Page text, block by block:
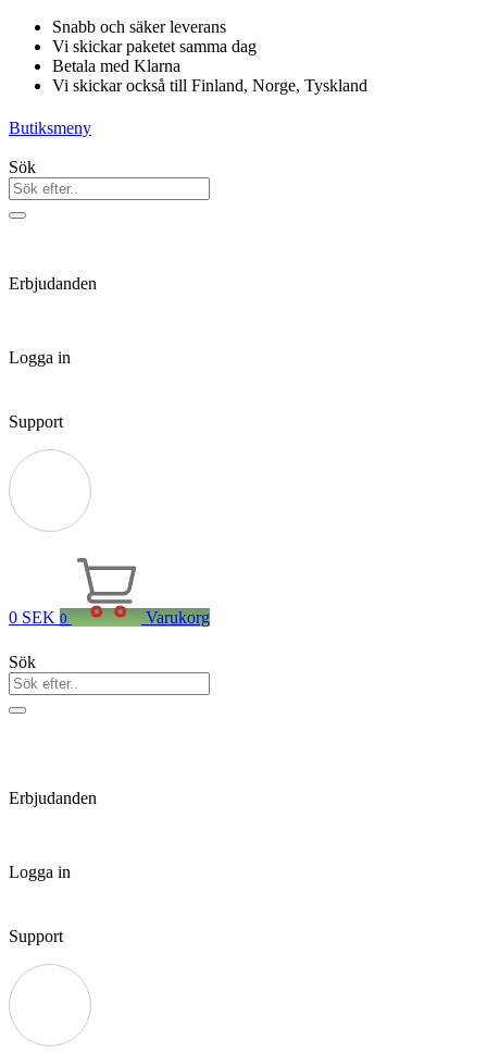
Hoppa
innehåll
Snabb och säker leverans
Vi skickar paketet samma dag
Betala med Klarna
Vi skickar också till Finland, Norge, Tyskland
Butiksmeny
Sök
Erbjudanden
Logga in
Support
0 SEK 0 Varukorg
Sök
Erbjudanden
Logga in
Support